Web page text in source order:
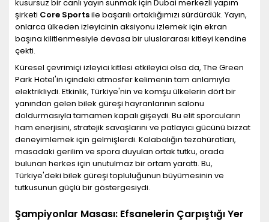
kusursuz bir canlı yayın sunmak için Dubai merkezli yapım
şirketi Core Sportsile başarılı ortaklığımızı sürdürdük. Yayın,
onlarca ülkeden izleyicinin aksiyonu izlemek için ekran
başına kilitlenmesiyle devasa bir uluslararası kitleyi kendine
çekti.
Küresel çevrimiçi izleyici kitlesi etkileyici olsa da, The Green
Park Hotel'in içindeki atmosfer kelimenin tam anlamıyla
elektrikliydi. Etkinlik, Türkiye'nin ve komşu ülkelerin dört bir
yanından gelen bilek güreşi hayranlarının salonu
doldurmasıyla tamamen kapalı gişeydi. Bu elit sporcuların
ham enerjisini, stratejik savaşlarını ve patlayıcı gücünü bizzat
deneyimlemek için gelmişlerdi. Kalabalığın tezahüratları,
masadaki gerilim ve spora duyulan ortak tutku, orada
bulunan herkes için unutulmaz bir ortam yarattı. Bu,
Türkiye'deki bilek güreşi topluluğunun büyümesinin ve
tutkusunun güçlü bir göstergesiydi.
Şampiyonlar Masası: Efsanelerin Çarpıştığı Yer